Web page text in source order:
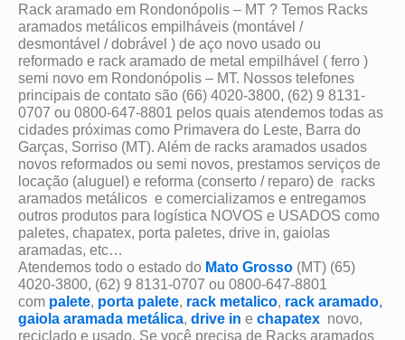
Rack aramado em Rondonópolis – MT ? Temos Racks
aramados metálicos empilháveis (montável /
desmontável / dobrável ) de aço novo usado ou
reformado e rack aramado de metal empilhável ( ferro )
semi novo em Rondonópolis – MT. Nossos telefones
principais de contato são (66) 4020-3800, (62) 9 8131-
0707 ou 0800-647-8801 pelos quais atendemos todas as
cidades próximas como Primavera do Leste, Barra do
Garças, Sorriso (MT). Além de racks aramados usados
novos reformados ou semi novos, prestamos serviços de
locação (aluguel) e reforma (conserto / reparo) de racks
aramados metálicos e comercializamos e entregamos
outros produtos para logística NOVOS e USADOS como
paletes, chapatex, porta paletes, drive in, gaiolas
aramadas, etc…
Atendemos todo o estado do Mato Grosso (MT) (65)
4020-3800, (62) 9 8131-0707 ou 0800-647-8801
com palete, porta palete, rack metalico, rack aramado,
gaiola aramada metálica, drive in e chapatex novo,
reciclado e usado. Se você precisa de Racks aramados